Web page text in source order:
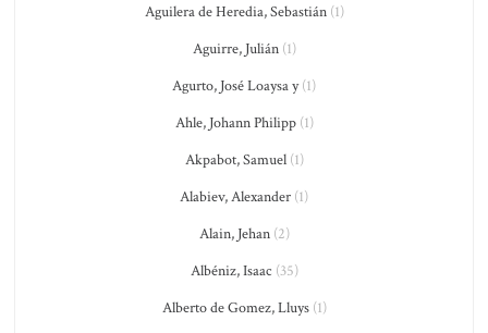
Aguilera de Heredia, Sebastián(1)
Aguirre, Julián(1)
Agurto, José Loaysa y(1)
Ahle, Johann Philipp(1)
Akpabot, Samuel(1)
Alabiev, Alexander (1)
Alain, Jehan(2)
Albéniz, Isaac (35)
Alberto de Gomez, Lluys(1)